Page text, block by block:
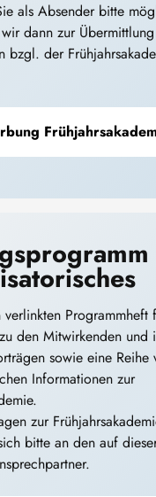
als Absender bitte
dann zur
bzgl. der
verlinkten Programmheft
den Mitwirkenden und
sowie eine Reihe
Informationen zur
zur
bitte an den auf